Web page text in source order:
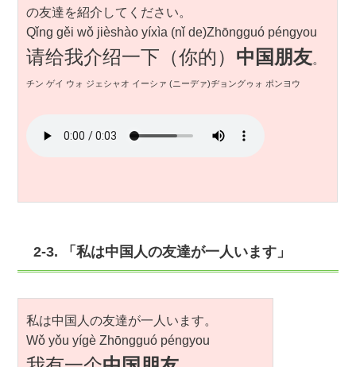
の友達を紹介してください。
Qǐng gěi wǒ jièshào yíxìa (nǐ de)Zhōngguó péngyou
请给我介绍一下（你的） 中国朋友。
チン ゲイ ウォ ジェシャオ イーシァ (ニーデァ)ヂョングゥォ ポンヨウ
2-3. 「私は中国人の友達が一人います」
私は中国人の友達が一人います。
Wǒ yǒu yígè Zhōngguó péngyou